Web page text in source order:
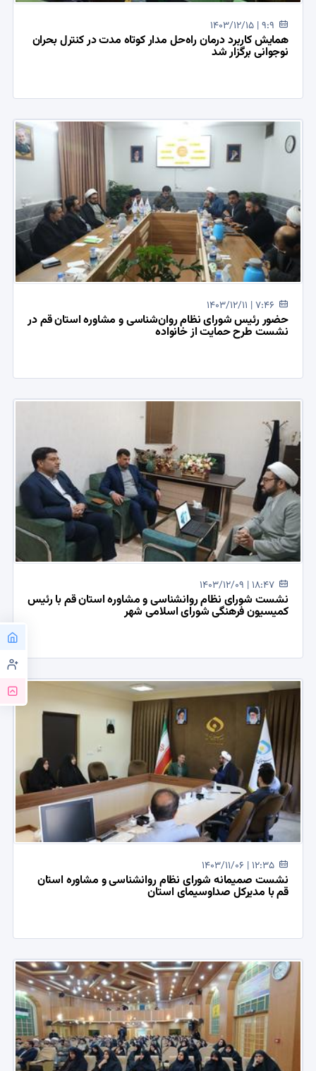
1403/12/15 | 9:9
همایش کاربرد درمان راه‌حل مدار کوتاه مدت در کنترل بحران
نوجوانی برگزار شد
1403/12/11 | 7:46
حضور رئیس شورای نظام روان‌شناسی و مشاوره استان قم در
نشست طرح حمایت از خانواده
1403/12/09 | 18:47
نشست شورای نظام روانشناسی و مشاوره استان قم با رئیس
کمیسیون فرهنگی شورای اسلامی شهر
1403/11/06 | 12:35
نشست صمیمانه شورای نظام روانشناسی و مشاوره استان
قم با مدیرکل صداوسیمای استان